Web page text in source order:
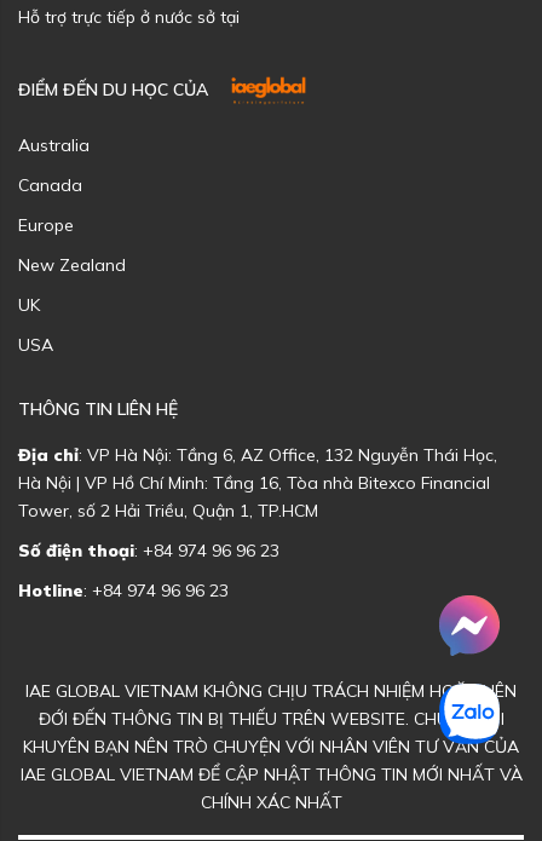
Hỗ trợ trực tiếp ở nước sở tại
ĐIỂM ĐẾN DU HỌC CỦA
Australia
Canada
Europe
New Zealand
UK
USA
THÔNG TIN LIÊN HỆ
Địa chỉ: VP Hà Nội: Tầng 6, AZ Office, 132 Nguyễn Thái Học,
Hà Nội | VP Hồ Chí Minh: Tầng 16, Tòa nhà Bitexco Financial
Tower, số 2 Hải Triều, Quận 1, TP.HCM
Số điện thoại: +84 974 96 96 23
Hotline: +84 974 96 96 23
IAE GLOBAL VIETNAM KHÔNG CHỊU TRÁCH NHIỆM HOẶC LIÊN
ĐỚI ĐẾN THÔNG TIN BỊ THIẾU TRÊN WEBSITE. CHÚNG TÔI
KHUYÊN BẠN NÊN TRÒ CHUYỆN VỚI NHÂN VIÊN TƯ VẤN CỦA
IAE GLOBAL VIETNAM ĐỂ CẬP NHẬT THÔNG TIN MỚI NHẤT VÀ
CHÍNH XÁC NHẤT